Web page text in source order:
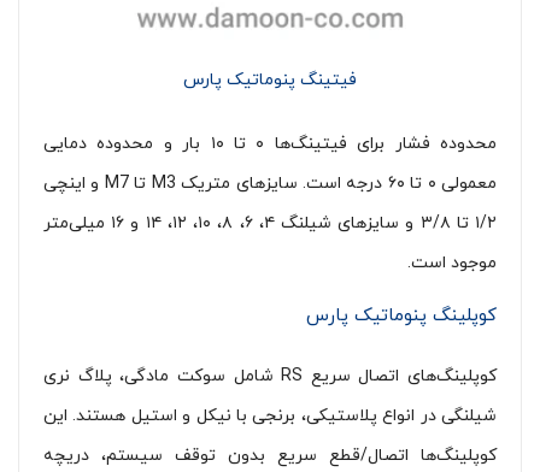
فیتینگ پنوماتیک پارس
محدوده فشار برای فیتینگ‌ها ۰ تا ۱۰ بار و محدوده دمایی
معمولی ۰ تا ۶۰ درجه است. سایزهای متریک M3 تا M7 و اینچی
۱/۲ تا ۳/۸ و سایزهای شیلنگ ۴، ۶، ۸، ۱۰، ۱۲، ۱۴ و ۱۶ میلی‌متر
موجود است.
کوپلینگ پنوماتیک پارس
کوپلینگ‌های اتصال سریع RS شامل سوکت مادگی، پلاگ نری
شیلنگی در انواع پلاستیکی، برنجی با نیکل و استیل هستند. این
کوپلینگ‌ها اتصال/قطع سریع بدون توقف سیستم، دریچه